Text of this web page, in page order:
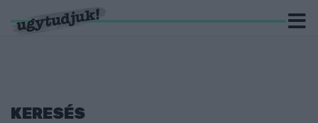
KERESÉS